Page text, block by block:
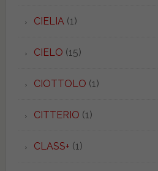
CIELIA(1)
CIELO (15)
CIOTTOLO (1)
CITTERIO (1)
CLASS+ (1)